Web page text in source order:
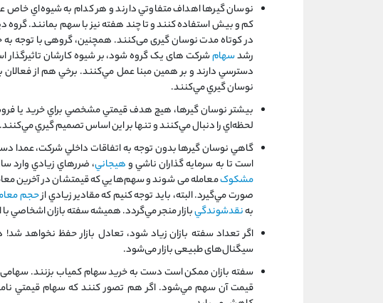
نوسان گيرها اهداف متفاوتي دارند و هر كدام به شيوه‌اي
کم و بیش استفاده کنند و تا چند هفته نیز با سهم بمانند. گروه
در کوتاه مدت نوسان گیری می‌کنند. همچنین، گروهی با توجه به
رشدسهام‌شرکت های یک گروه شود، بر شیوه کارشان
دسترسي دارند و بر همين مبنا عمل مي‌كنند. برخي هم از فعالان
نوسان گيري مي‌كنند.
بيشتر نوسان گيرها، هيچ هدف قيمتي مشخصي براي خريد يا
لحظه‌اي را دنبال مي‌كنند و تنها بر اين اساس تصميم گيري مي‌كنند.
گاهي نوسان گيرها بدون توجه به اتفاقات داخلي شرکت،
است تا به سرمايه گذاران ناشي وهيجاني، ضررهاي زيادي وارد
مشکوکمعامله می شوند و سهم‌هايي كه قيمتشان در آخرین
صورت مي‌گيرد. البته، بايد توجه كنيم كه مقادير زيادي ازحجم
بهنقدشوندگيبازار منجر مي‌گردد. هميشه سفته بازان اشخاصي با
اگر تعداد سفته بازان زياد شود، تعادل بازار حفظ نخواهد
سیگنال‌های طبیعی بازار می‌شود.
سفته بازان ممکن است دست به خريد سهام كمياب بزنند.
قيمت آن سهم مي‌شود. اگر هم تصور كنند كه سهام قيمتي